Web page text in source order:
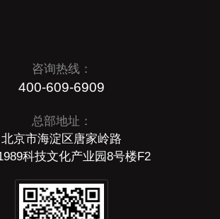
咨询热线：
400-609-6909
总部地址：
北京市海淀区唐家岭路
科技文化产业园8号楼F2